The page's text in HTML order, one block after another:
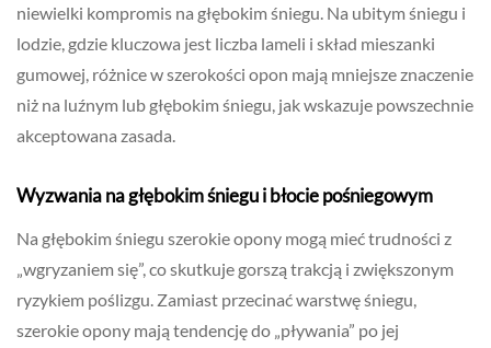
niewielki kompromis na głębokim śniegu. Na ubitym śniegu i
lodzie, gdzie kluczowa jest liczba lameli i skład mieszanki
gumowej, różnice w szerokości opon mają mniejsze znaczenie
niż na luźnym lub głębokim śniegu, jak wskazuje powszechnie
akceptowana zasada.
Wyzwania na głębokim śniegu i błocie pośniegowym
Na głębokim śniegu szerokie opony mogą mieć trudności z
„wgryzaniem się”, co skutkuje gorszą trakcją i zwiększonym
ryzykiem poślizgu. Zamiast przecinać warstwę śniegu,
szerokie opony mają tendencję do „pływania” po jej